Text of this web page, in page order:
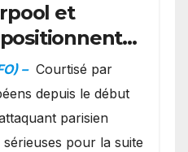
et
recruter
– Courtisé par
depuis le début
parisien
sérieuses pour la suite